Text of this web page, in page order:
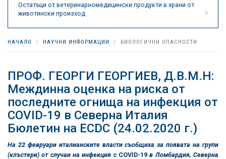
Остатъци от ветеринарномедицински продукти в храни от
животински произход
НАЧАЛО НАУЧНИ ИНФОРМАЦИИ БИОЛОГИЧНИ ОПАСНОСТИ
ПРОФ. ГЕОРГИ ГЕОРГИЕВ, Д.В.М.Н:
Междинна оценка на риска от
последните огнища на инфекция от
COVID-19 в Северна Италия
Бюлетин на ЕCDC (24.02.2020 г.)
На 22 февруари италианските власти съобщиха за появата на групи
(клъстери) от случаи на инфекция сCOVID-19 в Ломбардия, Северна